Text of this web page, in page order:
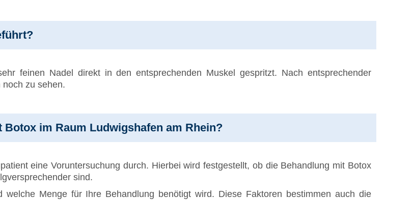
feinen Nadel direkt in den entsprechenden Muskel gespritzt. Nach entsprechender
zu sehen.
im Raum Ludwigshafen am Rhein?
eine Voruntersuchung durch. Hierbei wird festgestellt, ob die Behandlung mit Botox
sind.
Menge für Ihre Behandlung benötigt wird. Diese Faktoren bestimmen auch die